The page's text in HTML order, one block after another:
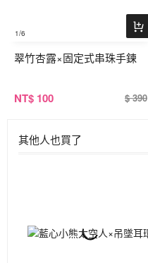
1/6
翠竹杏露×固定式串珠手鍊
NT$ 100 $ 390
其他人也買了